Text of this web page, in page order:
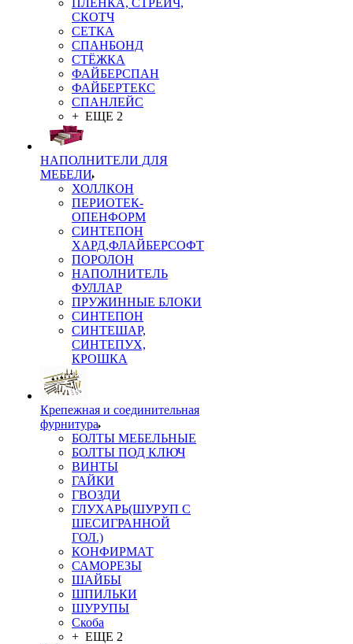
ПЛЁНКА, СТРЕЙЧ,
СКОТЧ
СЕТКА
СПАНБОНД
СТЁЖКА
ФАЙБЕРСПАН
ФАЙБЕРТЕКС
СПАНЛЕЙС
+ ЕЩЕ 2
НАПОЛНИТЕЛИ ДЛЯ
МЕБЕЛИ
ХОЛЛКОН
ПЕРИОТЕК-
ОПЕНФОРМ
СИНТЕПОН
ХАРД,ФЛАЙБЕРСОФТ
ПОРОЛОН
НАПОЛНИТЕЛЬ
ФУЛЛАР
ПРУЖИННЫЕ БЛОКИ
СИНТЕПОН
СИНТЕШАР,
СИНТЕПУХ,
КРОШКА
Крепежная и соединительная
фурнитура
БОЛТЫ МЕБЕЛЬНЫЕ
БОЛТЫ ПОД КЛЮЧ
ВИНТЫ
ГАЙКИ
ГВОЗДИ
ГЛУХАРЬ(ШУРУП С
ШЕСИГРАННОЙ
ГОЛ.)
КОНФИРМАТ
САМОРЕЗЫ
ШАЙБЫ
ШПИЛЬКИ
ШУРУПЫ
Скоба
+ ЕЩЕ 2